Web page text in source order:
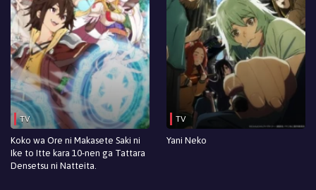
TV
Koko wa Ore ni Makasete Saki ni
Ike to Itte kara 10-nen ga Tattara
Densetsu ni Natteita.
TV
Yani Neko